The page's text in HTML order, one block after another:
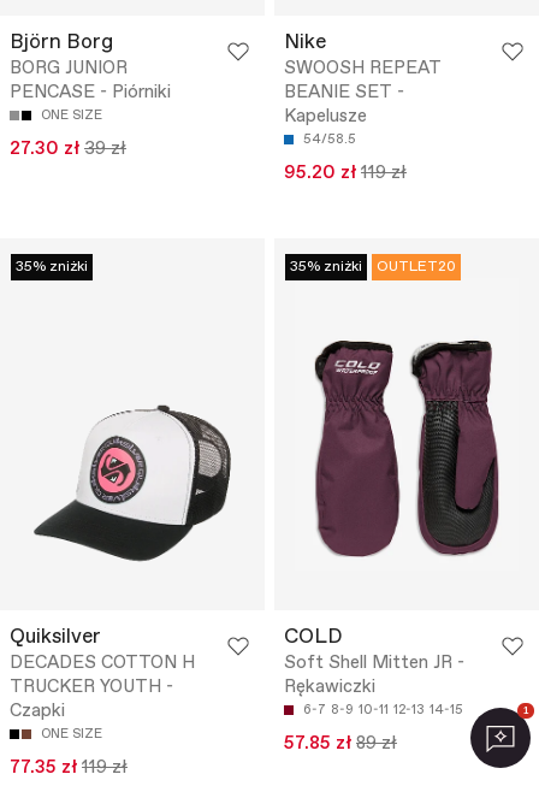
Björn Borg
BORG JUNIOR
PENCASE - Piórniki
ONE SIZE
27.30 zł 39 zł
Nike
SWOOSH REPEAT
BEANIE SET -
Kapelusze
54/58.5
95.20 zł 119 zł
35% zniżki
Quiksilver
DECADES COTTON H
TRUCKER YOUTH -
Czapki
ONE SIZE
77.35 zł 119 zł
35% zniżki OUTLET20
COLD
Soft Shell Mitten JR -
Rękawiczki
6-7 8-9 10-11 12-13 14-15
57.85 zł 89 zł
1